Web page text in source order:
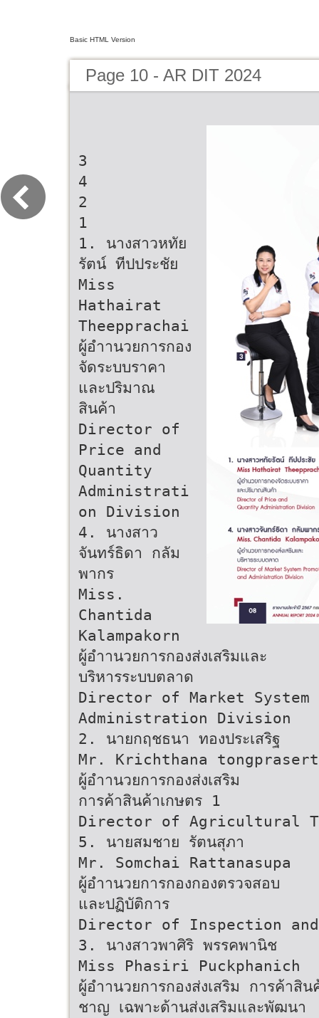
Basic HTML Version
Page 10 - AR DIT 2024
3
4
2
1
1. นางสาวหทัย
รัตน์ ทีปประชัย
Miss
Hathairat
Theepprachai
ผู้อําานวยการกอง
จัดระบบราคา
และปริมาณ
สินค้า
Director of
Price and
Quantity
Administrati
on Division
4. นางสาว
จันทร์ธิดา กลัม
พากร
Miss.
Chantida
Kalampakorn
ผู้อําานวยการกองส่งเสริมและ
บริหารระบบตลาด
Director of Market System
Administration Division
2. นายกฤชธนา ทองประเสริฐ
Mr. Krichthana tongprasert
ผู้อําานวยการกองส่งเสริม
การค้าสินค้าเกษตร 1
Director of Agricultural
5. นายสมชาย รัตนสุภา
Mr. Somchai Rattanasupa
ผู้อําานวยการกองกองตรวจสอบ
และปฏิบัติการ
Director of Inspection
3. นางสาวพาศิริ พรรคพานิช
Miss Phasiri Puckphanich
ผู้อําานวยการกองส่งเสริม การค้า
ชาญ เฉพาะด้านส่งเสริมและพัฒนา